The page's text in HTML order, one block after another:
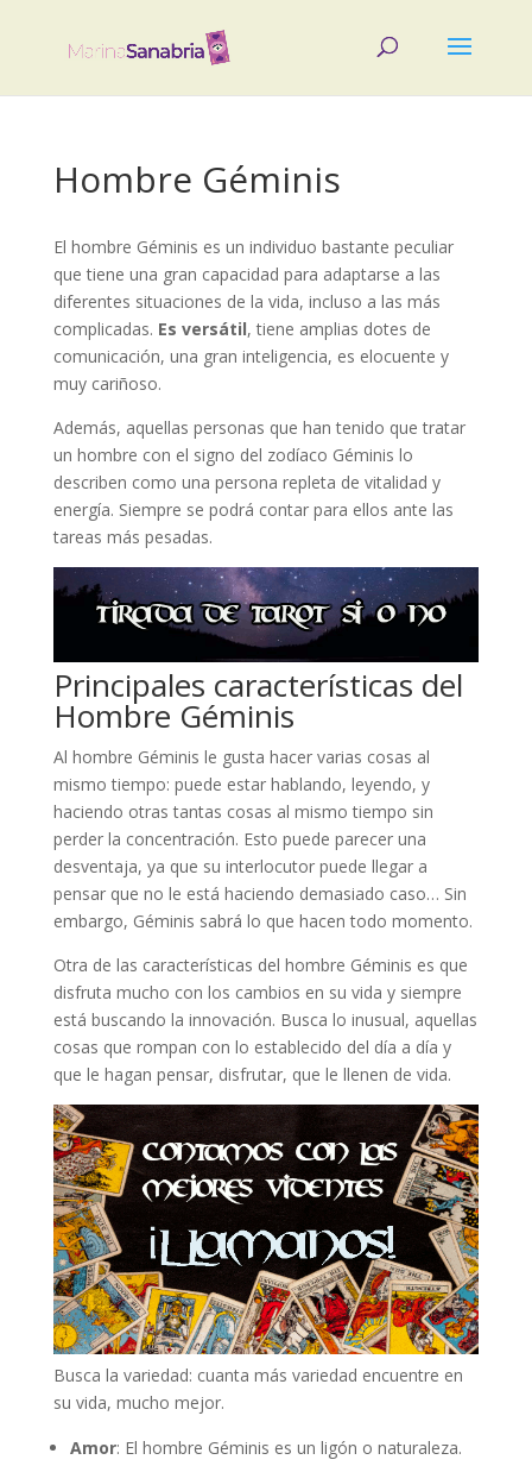
Hombre Géminis
El hombre Géminis es un individuo bastante peculiar
que tiene una gran capacidad para adaptarse a las
diferentes situaciones de la vida, incluso a las más
complicadas. Es versátil, tiene amplias dotes de
comunicación, una gran inteligencia, es elocuente y
muy cariñoso.
Además, aquellas personas que han tenido que tratar
un hombre con el signo del zodíaco Géminis lo
describen como una persona repleta de vitalidad y
energía. Siempre se podrá contar para ellos ante las
tareas más pesadas.
Principales características del
Hombre Géminis
Al hombre Géminis le gusta hacer varias cosas al
mismo tiempo: puede estar hablando, leyendo, y
haciendo otras tantas cosas al mismo tiempo sin
perder la concentración. Esto puede parecer una
desventaja, ya que su interlocutor puede llegar a
pensar que no le está haciendo demasiado caso… Sin
embargo, Géminis sabrá lo que hacen todo momento.
Otra de las características del hombre Géminis es que
disfruta mucho con los cambios en su vida y siempre
está buscando la innovación. Busca lo inusual, aquellas
cosas que rompan con lo establecido del día a día y
que le hagan pensar, disfrutar, que le llenen de vida.
Busca la variedad: cuanta más variedad encuentre en
su vida, mucho mejor.
Amor: El hombre Géminis es un ligón o naturaleza.